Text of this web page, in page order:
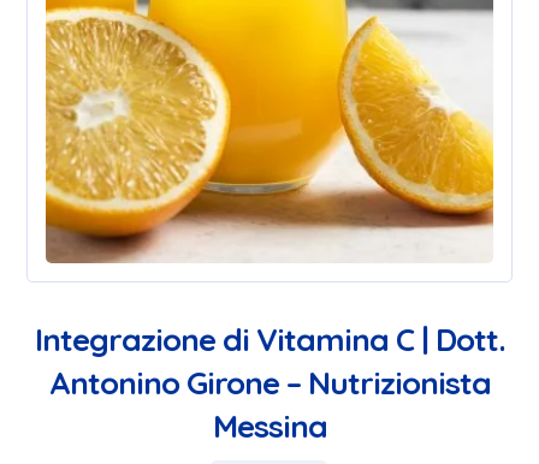
Integrazione di Vitamina C | Dott.
Antonino Girone – Nutrizionista
Messina